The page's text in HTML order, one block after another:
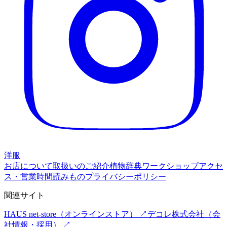
洋服
お店について取扱いのご紹介植物辞典ワークショップアクセ
ス・営業時間読みものプライバシーポリシー
関連サイト
HAUS net-store （オンラインストア） ↗ デコレ株式会社 （会
社情報・採用） ↗